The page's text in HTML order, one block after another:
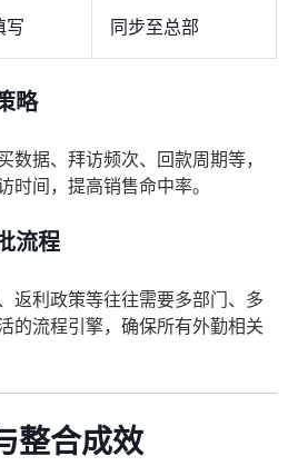
写 同步至总部
略
数据、拜访频次、回款周期等，
时间，提高销售命中率。
流程
返利政策等往往需要多部门、多
的流程引擎，确保所有外勤相关
整合成效